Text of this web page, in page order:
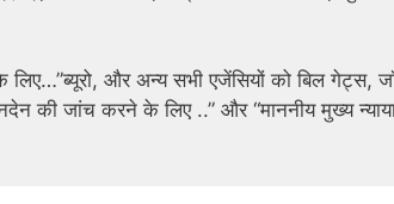
और अन्य सभी एजेंसियों को बिल गेट्स,
की जांच करने के लिए ..” और “माननीय मुख्य